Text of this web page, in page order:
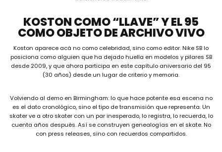
KOSTON COMO “LLAVE” Y EL 95
COMO OBJETO DE ARCHIVO VIVO
Koston aparece acá no como celebridad, sino como editor. Nike SB lo
posiciona como alguien que ha dejado huella en modelos y pilares SB
desde 2009, y que ahora participa en este capítulo aniversario del 95
(30 años) desde un lugar de criterio y memoria.
Volviendo al demo en Birmingham: lo que hace potente esa escena no
es el dato cronológico, sino el tipo de transmisión que representa. Un
skater ve a otro skater con un par inesperado, lo registra, lo recuerda, lo
cuenta años después. Así se construyen genealogías en el skate. No
con press releases, sino con recuerdos compartidos.